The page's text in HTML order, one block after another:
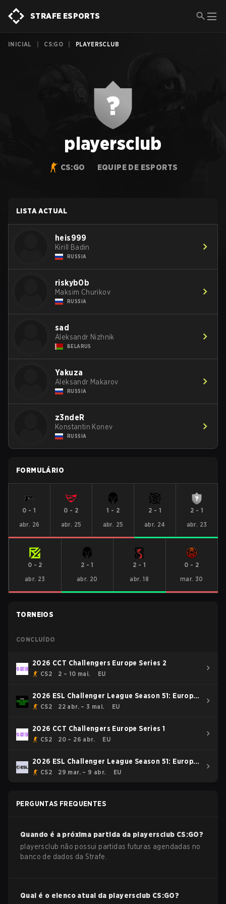
STRAFE ESPORTS
INICIAL CS:GO PLAYERSCLUB
playersclub
CS:GO EQUIPE DE ESPORTS
LISTA ACTUAL
heis999
Kirill Badin
RUSSIA
riskyb0b
Maksim Churikov
RUSSIA
sad
Aleksandr Nizhnik
BELARUS
Yakuza
Aleksandr Makarov
RUSSIA
z3ndeR
Konstantin Konev
RUSSIA
FORMULÁRIO
0 -1
abr. 26
0 - 2
abr. 25
1 - 2
abr. 25
2 - 1
abr. 24
2 - 1
abr. 23
0 - 2
abr. 23
2 -1
abr. 20
2 - 1
abr. 18
0 - 2
mar. 30
TORNEIOS
CONCLUÍDO
2026 CCT Challengers Europe Series 2
CS2 2 – 10 mai. EU
2026 ESL Challenger League Season 51: Europe
- Cup #4
CS2 22 abr. – 3 mai. EU
2026 CCT Challengers Europe Series 1
CS2 20 – 26 abr. EU
2026 ESL Challenger League Season 51: Europe
- Cup #3
CS2 29 mar. – 9 abr. EU
PERGUNTAS FREQUENTES
Quando é a próxima partida da playersclub CS:GO?
playersclub não possui partidas futuras agendadas no
banco de dados da Strafe.
Qual é o elenco atual da playersclub CS:GO?